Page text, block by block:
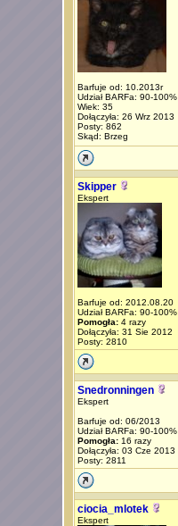
Barfuje od: 10.2013r
Udział BARFa: 90-100%
Wiek: 35
Dołączyła: 26 Wrz 2013
Posty: 862
Skąd: Brzeg
Skipper
Ekspert
Barfuje od: 2012.08.20
Udział BARFa: 90-100%
Pomogła:4 razy
Dołączyła: 31 Sie 2012
Posty: 2810
Snedronningen
Ekspert
Barfuje od: 06/2013
Udział BARFa: 90-100%
Pomogła:16 razy
Dołączyła: 03 Cze 2013
Posty: 2811
ciocia_mlotek
Ekspert